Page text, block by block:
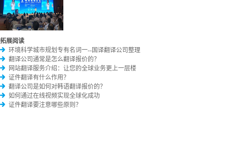
拓展阅读
环境科学城市规划专有名词一--国译翻译公司整理
翻译公司通常是怎么翻译报价的？
网站翻译服务介绍：让您的全球业务更上一层楼
证件翻译有什么作用？
翻译公司是如何对韩语翻译报价的？
如何通过在线视频实现全球化成功
证件翻译要注意哪些原则？